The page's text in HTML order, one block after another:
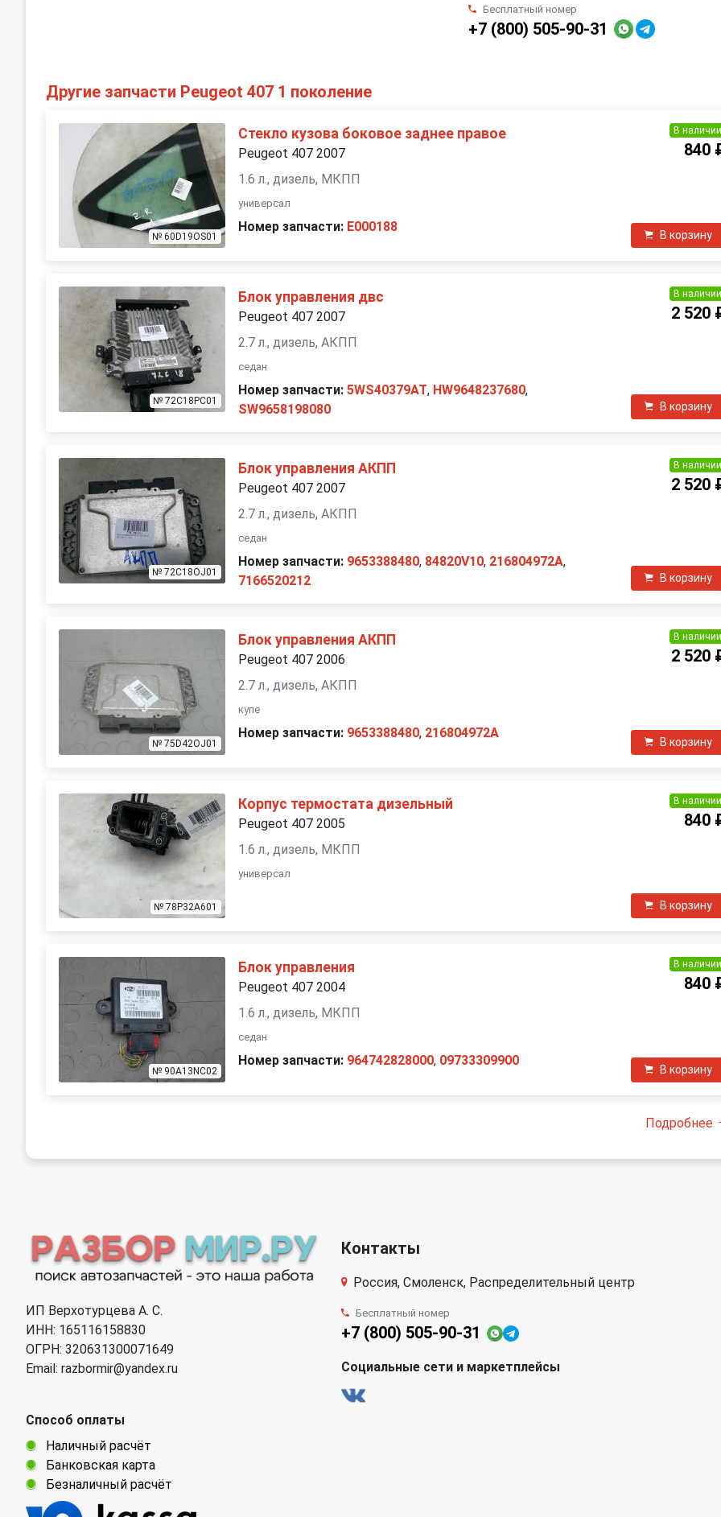
Бесплатный номер
+7 (800) 505-90-31
Другие запчасти Peugeot 407 1 поколение
№ 60D19OS01
Стекло кузова боковое заднее правое
Peugeot 407 2007
1.6 л., дизель, МКПП
универсал
Номер запчасти: E000188
В наличии
840
В корзину
№ 72C18PC01
Блок управления двс
Peugeot 407 2007
2.7 л., дизель, АКПП
седан
Номер запчасти: 5WS40379AT, HW9648237680,
SW9658198080
В наличии
2 520
В корзину
№ 72C18OJ01
Блок управления АКПП
Peugeot 407 2007
2.7 л., дизель, АКПП
седан
Номер запчасти: 9653388480, 84820V10, 216804972A,
7166520212
В наличии
2 520
В корзину
№ 75D42OJ01
Блок управления АКПП
Peugeot 407 2006
2.7 л., дизель, АКПП
купе
Номер запчасти: 9653388480, 216804972A
В наличии
2 520
В корзину
№ 78P32A601
Корпус термостата дизельный
Peugeot 407 2005
1.6 л., дизель, МКПП
универсал
В наличии
840
В корзину
№ 90A13NC02
Блок управления
Peugeot 407 2004
1.6 л., дизель, МКПП
седан
Номер запчасти: 964742828000, 09733309900
В наличии
840
В корзину
Подробнее
ИП Верхотурцева А. С.
ИНН: 165116158830
ОГРН: 320631300071649
Email: razbormir@yandex.ru
Способ оплаты
Наличный расчёт
Банковская карта
Безналичный расчёт
Контакты
Россия, Смоленск, Распределительный центр
Бесплатный номер
+7 (800) 505-90-31
Социальные сети и маркетплейсы